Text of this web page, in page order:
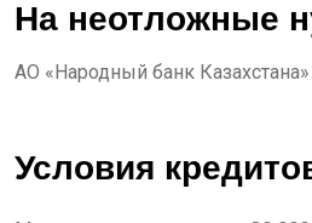
На неотложные
АО «Народный банк Казахстана»
Условия